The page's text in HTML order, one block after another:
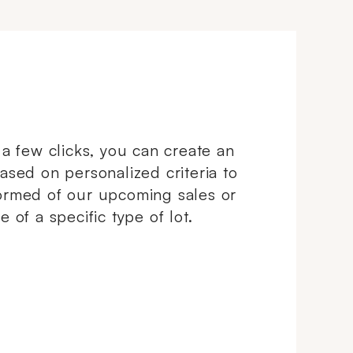
few clicks, you can create an
on personalized criteria to
of our upcoming sales or
of a specific type of lot.